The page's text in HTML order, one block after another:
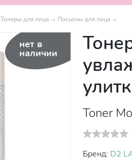
Тонеры для лица Лосьоны для лица
нет в
наличии
Toner
Бренд: D2